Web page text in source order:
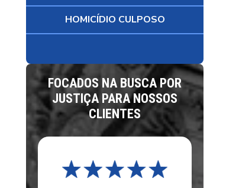
HOMICÍDIO CULPOSO
FOCADOS NA BUSCA POR
JUSTIÇA PARA NOSSOS
CLIENTES